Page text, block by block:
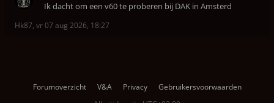
Ik dacht om een v60 te proberen bij DAK in Amsterd
Hk87, vr 07 aug 2026, 18:27
Forumoverzicht V&A Privacy
Gebruikersvoorwaarden